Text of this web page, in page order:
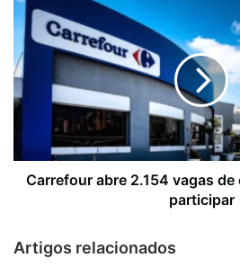
Carrefour abre 2.154 vagas
participar
Artigos relacionados